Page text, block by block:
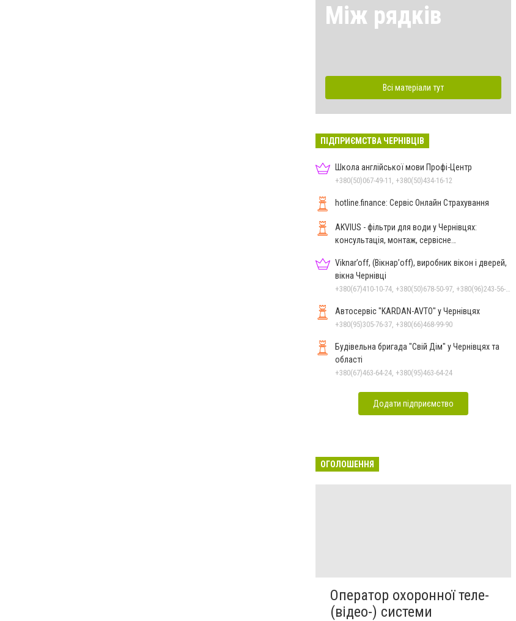
Між рядків
Всі матеріали тут
ПІДПРИЄМСТВА ЧЕРНІВЦІВ
Школа англійської мови Профі-Центр
+380(50)067-49-11, +380(50)434-16-12
hotline.finance: Сервіс Онлайн Страхування
AKVIUS - фільтри для води у Чернівцях:
консультація, монтаж, сервісне
Viknar’off, (Вікнар’off), виробник вікон і дверей,
вікна Чернівці
Автосервіс "KARDAN-AVTO" у Чернівцях
+380(95)305-76-37, +380(66)468-99-90
Будівельна бригада "Свій Дім" у Чернівцях та
області
+380(67)463-64-24, +380(95)463-64-24
Додати підприємство
ОГОЛОШЕННЯ
Оператор охоронної теле-
(відео-) системи